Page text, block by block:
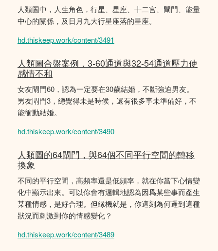
人類圖中，人生角色，行星、星座、十二宫、閘門、能量
中心的關係，及日月九大行星座落的星座。
hd.thiskeep.work/content/3491
人類圖合盤案例，3-60通道與32-54通道壓力使
感情不和
女友閘門60，認為一定要在30歲結婚，不斷強迫男友。
男友閘門3，總覺得未是時候，還有很多事未準備好，不
能衝動結婚。
hd.thiskeep.work/content/3490
人類圖的64閘門，與64個不同平行空間的轉移
換象
不同的平行空間，高頻率還是低頻率，就在你當下心情變
化中顯示出來。可以你會有邏輯地認為因爲某些事而產生
某種情感，是好合理。但縁機就是，你這刻為何邏到這種
狀況而刺激到你的情感變化？
hd.thiskeep.work/content/3489